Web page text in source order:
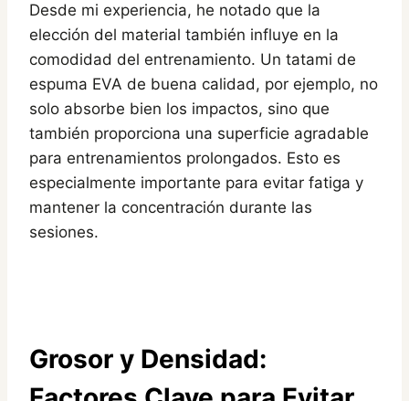
Desde mi experiencia, he notado que la
elección del material también influye en la
comodidad del entrenamiento. Un tatami de
espuma EVA de buena calidad, por ejemplo, no
solo absorbe bien los impactos, sino que
también proporciona una superficie agradable
para entrenamientos prolongados. Esto es
especialmente importante para evitar fatiga y
mantener la concentración durante las
sesiones.
Grosor y Densidad: